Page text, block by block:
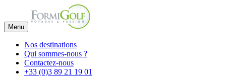
Menu
Nos destinations
Qui sommes-nous ?
Contactez-nous
+33 (0)3 89 21 19 01